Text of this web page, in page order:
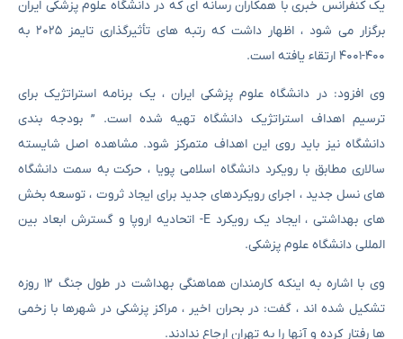
یک کنفرانس خبری با همکاران رسانه ای که در دانشگاه علوم پزشکی ایران
برگزار می شود ، اظهار داشت که رتبه های تأثیرگذاری تایمز ۲۰۲۵ به
۴۰۰-۴۰۰۱ ارتقاء یافته است.
وی افزود: در دانشگاه علوم پزشکی ایران ، یک برنامه استراتژیک برای
ترسیم اهداف استراتژیک دانشگاه تهیه شده است. ” بودجه بندی
دانشگاه نیز باید روی این اهداف متمرکز شود. مشاهده اصل شایسته
سالاری مطابق با رویکرد دانشگاه اسلامی پویا ، حرکت به سمت دانشگاه
های نسل جدید ، اجرای رویکردهای جدید برای ایجاد ثروت ، توسعه بخش
های بهداشتی ، ایجاد یک رویکرد E- اتحادیه اروپا و گسترش ابعاد بین
المللی دانشگاه علوم پزشکی.
وی با اشاره به اینکه کارمندان هماهنگی بهداشت در طول جنگ ۱۲ روزه
تشکیل شده اند ، گفت: در بحران اخیر ، مراکز پزشکی در شهرها با زخمی
ها رفتار کرده و آنها را به تهران ارجاع ندادند.